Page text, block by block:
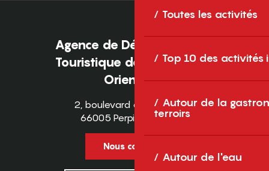
Toutes les activités
Top 10 des activités
Autour de la
terroirs
Autour de l'eau
Agence de Développement
Touristique des Pyrénées-
Orientales
2, boulevard des Pyrénées
66005 Perpignan Cedex
Nous contacter